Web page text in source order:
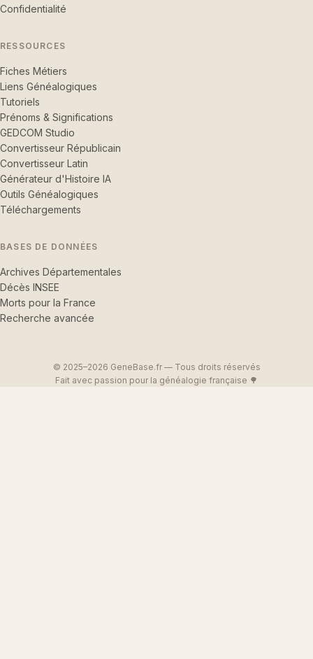
Confidentialité
RESSOURCES
Fiches Métiers
Liens Généalogiques
Tutoriels
Prénoms & Significations
GEDCOM Studio
Convertisseur Républicain
Convertisseur Latin
Générateur d'Histoire IA
Outils Généalogiques
Téléchargements
BASES DE DONNÉES
Archives Départementales
Décès INSEE
Morts pour la France
Recherche avancée
© 2025–2026 GeneBase.fr — Tous droits réservés
Fait avec passion pour la généalogie française 🌳